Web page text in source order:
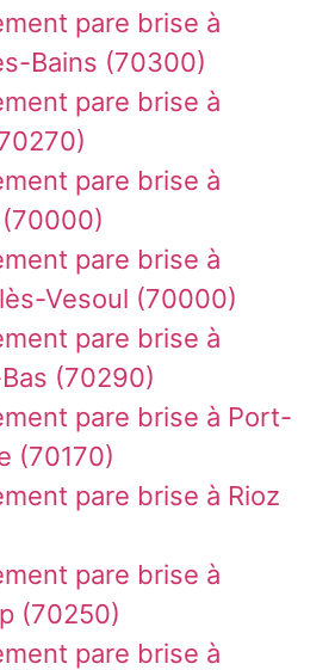
pare brise à
Bains (70300)
pare brise à
pare brise à
pare brise à
Vesoul (70000)
pare brise à
(70290)
pare brise à Port-
(70170)
pare brise à Rioz
pare brise à
(70250)
pare brise à